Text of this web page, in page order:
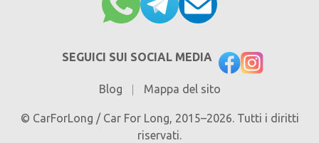
SEGUICI SUI SOCIAL MEDIA
Blog Mappa del sito
© CarForLong / Car For Long, 2015–2026. Tutti i diritti
riservati.